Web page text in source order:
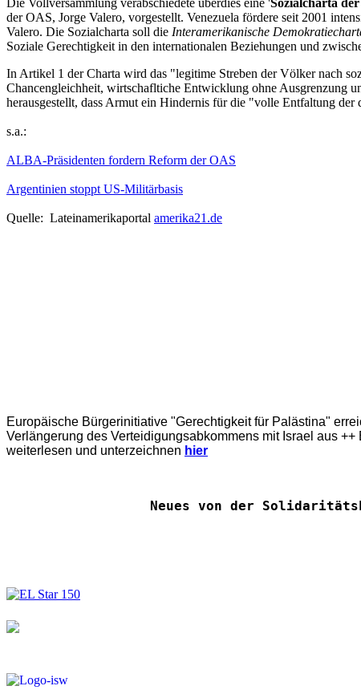
der OAS, Jorge Valero, vorgestellt. Venezuela fördere seit 2001
Valero. Die Sozialcharta soll die Interamerikanische
Soziale Gerechtigkeit in den internationalen Beziehungen und
In Artikel 1 der Charta wird das "legitime Streben der Völker nach
Chancengleichheit, wirtschafltiche Entwicklung ohne Ausgrenzung
herausgestellt, dass Armut ein Hindernis für die "volle Entfaltung
s.a.:
ALBA-Präsidenten fordern Reform der OAS
Argentinien stoppt US-Militärbasis
Quelle: Lateinamerikaportal amerika21.de
Europäische Bürgerinitiative "Gerechtigkeit für Palästina"
Verlängerung des Verteidigungsabkommens mit Israel aus
weiterlesen und unterzeichnen hier
Neues von der